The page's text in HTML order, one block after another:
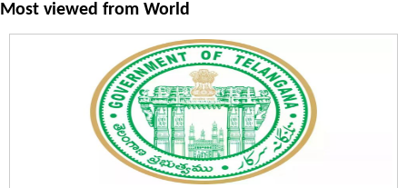
Most viewed from World